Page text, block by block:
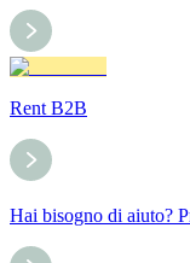
Rent B2B
Hai bisogno di aiuto?